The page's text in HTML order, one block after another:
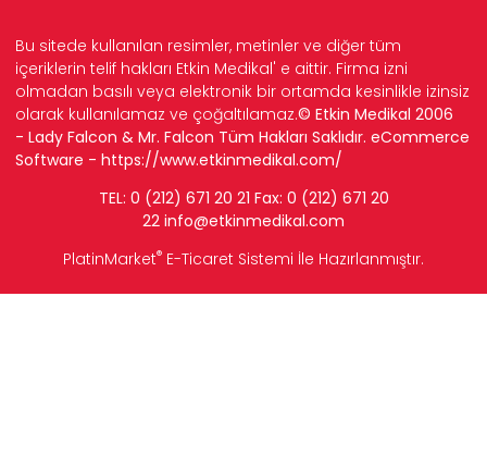
Bu sitede kullanılan resimler, metinler ve diğer tüm
içeriklerin telif hakları Etkin Medikal' e aittir. Firma izni
olmadan basılı veya elektronik bir ortamda kesinlikle izinsiz
olarak kullanılamaz ve çoğaltılamaz.© Etkin Medikal 2006
- Lady Falcon & Mr. Falcon Tüm Hakları Saklıdır. eCommerce
Software - https://www.etkinmedikal.com/
TEL: 0 (212) 671 20 21 Fax: 0 (212) 671 20
22 info@etkinmedikal.com
PlatinMarket® E-Ticaret Sistemi İle Hazırlanmıştır.